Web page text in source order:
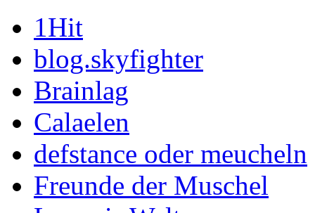
1Hit
blog.skyfighter
Brainlag
Calaelen
defstance oder meucheln
Freunde der Muschel